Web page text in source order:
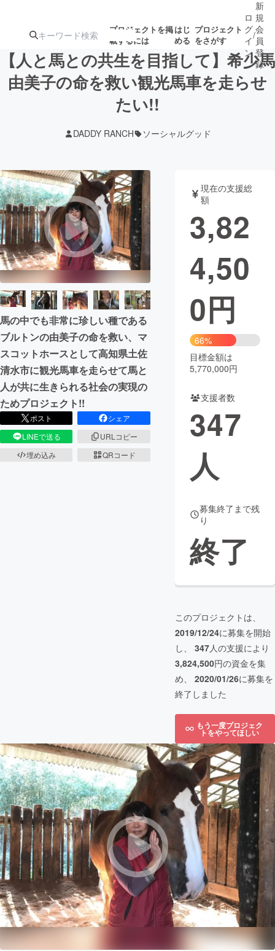
プロジェクトを掲
載するには
はじ
める
プロジェクト
をさがす
注目の新着プロ募集終了が近いプ
テクノロジー・ガジェット
映像・映画 書籍・雑誌
ビジネス・起業 チャレンジ
まちづくり・地域活性化
CAMPFIRE for Social Good
CAMPFIRE Creation
CAMPFIREふるさと納税machi-ya コミュニティ
ロ
グ
イ
ン
/
新
規
会
員
登
録
【人と馬との共生を目指して】希少馬
由美子の命を救い観光馬車を走らせ
たい!!
DADDY RANCH ソーシャルグッド
馬の中でも非常に珍しい種である
ブルトンの由美子の命を救い、マ
スコットホースとして高知県土佐
清水市に観光馬車を走らせて馬と
人が共に生きられる社会の実現の
ためプロジェクト!!
ポスト
シェア
LINEで送る
URLコピー
埋め込み
QRコード
現在の支援総
額
3,82
4,50
0円
66%
目標金額は
5,770,000円
支援者数
347
人
募集終了まで残
り
終了
このプロジェクトは、
2019/12/24に募集を開始
し、 347人の支援により
3,824,500円の資金を集
め、 2020/01/26に募集を
終了しました
もう一度プロジェク
トをやってほしい